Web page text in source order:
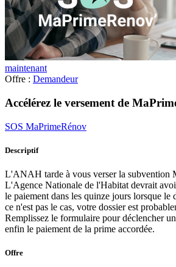
maintenant
Offre : Demandeur
Accélérez le versement de
SOS MaPrimeRénov
Descriptif
L'ANAH tarde à vous verser la subvention
L'Agence Nationale de l'Habitat devrait
le paiement dans les quinze jours lorsque le
ce n'est pas le cas, votre dossier est
Remplissez le formulaire pour déclencher
enfin le paiement de la prime accordée.
Offre